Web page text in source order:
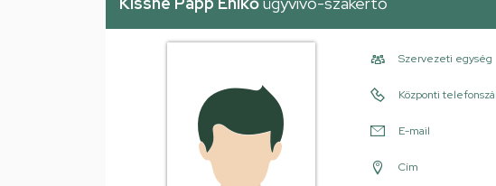
Szervezeti egység
Központi
E-mail
Cím